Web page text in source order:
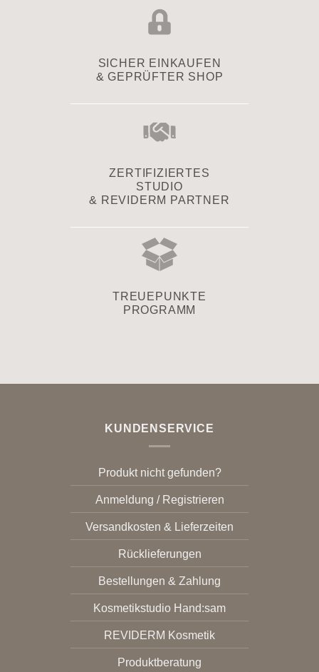
SICHER EINKAUFEN
& GEPRÜFTER SHOP
ZERTIFIZIERTES
STUDIO
& REVIDERM PARTNER
TREUEPUNKTE
PROGRAMM
KUNDENSERVICE
Produkt nicht gefunden?
Anmeldung / Registrieren
Versandkosten & Lieferzeiten
Rücklieferungen
Bestellungen & Zahlung
Kosmetikstudio Hand:sam
REVIDERM Kosmetik
Produktberatung